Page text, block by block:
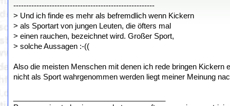
-------------------------------------------------------
> Und ich finde es mehr als befremdlich wenn Kickern
> als Sportart von jungen Leuten, die öfters mal
> einen rauchen, bezeichnet wird. Großer Sport,
> solche Aussagen :-((
Also die meisten Menschen mit denen ich rede bringen Kickern
nicht als Sport wahrgenommen werden liegt meiner Meinung